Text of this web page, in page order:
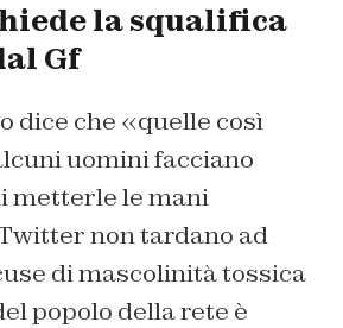
la squalifica
Gf
dice che «quelle così
uomini facciano
metterle le mani
non tardano ad
di mascolinità tossica
popolo della rete è